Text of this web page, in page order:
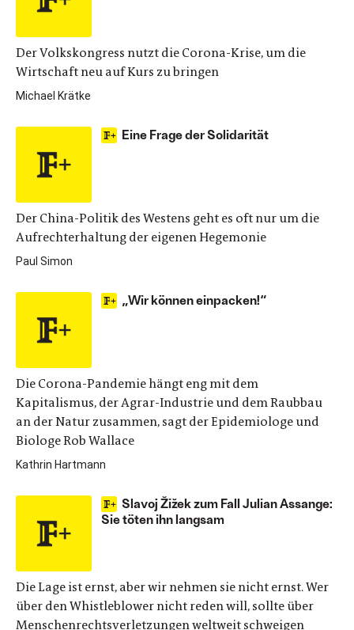
Der Volkskongress nutzt die Corona-Krise, um die
Wirtschaft neu auf Kurs zu bringen
Michael Krätke
Eine Frage der Solidarität
Der China-Politik des Westens geht es oft nur um die
Aufrechterhaltung der eigenen Hegemonie
Paul Simon
„Wir können einpacken!“
Die Corona-Pandemie hängt eng mit dem
Kapitalismus, der Agrar-Industrie und dem Raubbau
an der Natur zusammen, sagt der Epidemiologe und
Biologe Rob Wallace
Kathrin Hartmann
Slavoj Žižek zum Fall Julian Assange:
Sie töten ihn langsam
Die Lage ist ernst, aber wir nehmen sie nicht ernst. Wer
über den Whistleblower nicht reden will, sollte über
Menschenrechtsverletzungen weltweit schweigen